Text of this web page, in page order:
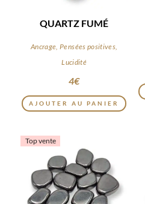
QUARTZ FUMÉ
Ancrage, Pensées positives,
Lucidité
4€
AJOUTER AU PANIER
Top vente